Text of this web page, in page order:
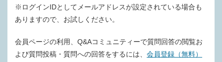
※ログインIDとしてメールアドレスが設定されている場合も
ありますので、お試しください。
会員ページの利用、Q&Aコミュニティーで質問回答の閲覧お
よび質問投稿・質問への回答をするには、 会員登録（無料）